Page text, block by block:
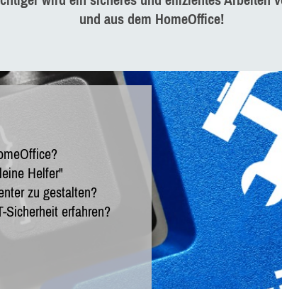
und aus dem HomeOffice!
Helfer"
zu gestalten?
Sicherheit erfahren?